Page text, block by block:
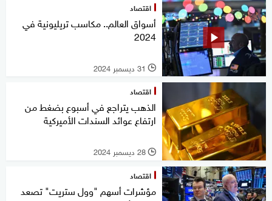
اقتصاد
أسواق العالم.. مكاسب تريليونية في
2024
l 31 ديسمبر 2024
اقتصاد
الذهب يتراجع في أسبوع بضغط من
ارتفاع عوائد السندات الأميركية
l 28 ديسمبر 2024
اقتصاد
مؤشرات أسهم "وول ستريت" تصعد